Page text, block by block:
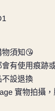
物須知😘
有使用痕跡
不設退換
實物拍攝